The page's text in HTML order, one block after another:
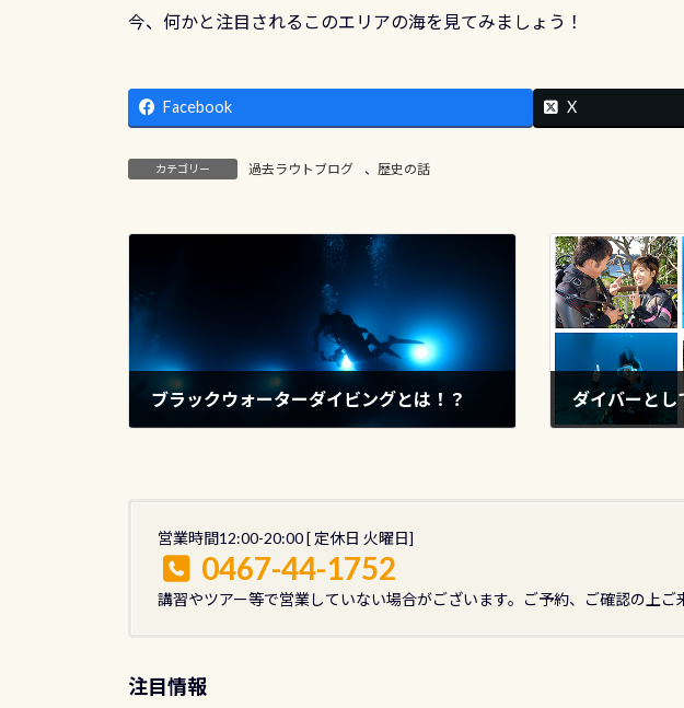
今、何かと注目されるこのエリアの海を見てみましょう！
Facebook X
カテゴリー 過去ラウトブログ 、 歴史の話
ブラックウォーターダイビングとは！？
営業時間12:00-20:00 [ 定休日 火曜日]
0467-44-1752
講習やツアー等で営業していない場合がございます。ご予約、ご確認の上ご
注目情報